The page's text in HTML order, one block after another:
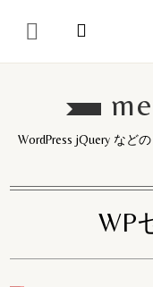
WordPress jQuery など
WP